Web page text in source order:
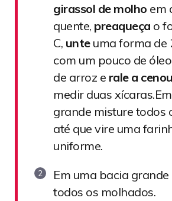
girassol de molho em
quente, preaqueça o
C, unteuma forma de
com um pouco de
de arroz e rale a
medir duas
grande misture todos
até que vire uma
uniforme.
Em uma bacia
todos os molhados.